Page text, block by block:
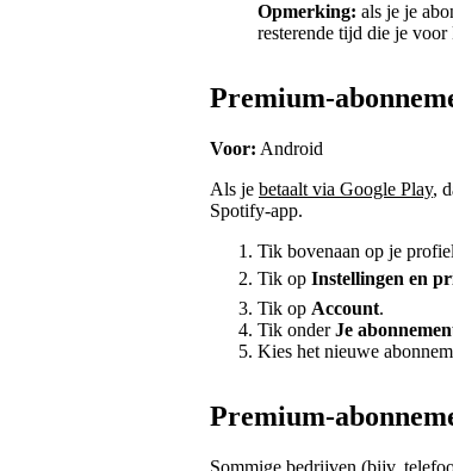
Opmerking: als je je
resterende tijd die je
Premium-
Voor: Android
Als je betaalt via Google Play,
Spotify-app.
Tik bovenaan op je
Tik op Instellingen en
Tik op Account.
Tik onderJe
Kies het nieuwe
Premium-
Sommige bedrijven (bijv.